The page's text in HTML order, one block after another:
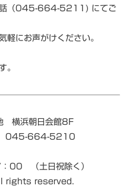
話（045-664-5211) にてご
軽にお声がけください。
。
横浜朝日会館8F
045-664-5210
00 （土日祝除く）
rights reserved.